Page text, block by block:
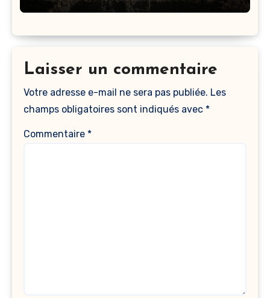
Laisser un commentaire
Votre adresse e-mail ne sera pas publiée. Les
champs obligatoires sont indiqués avec *
Commentaire *